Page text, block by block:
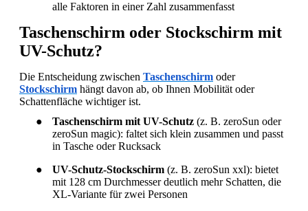
alle Faktoren in einer Zahl zusammenfasst
Taschenschirm oder Stockschirm mit
UV-Schutz?
Die Entscheidung zwischen Taschenschirm oder
Stockschirm hängt davon ab, ob Ihnen Mobilität oder
Schattenfläche wichtiger ist.
●
Taschenschirm mit UV-Schutz (z. B. zeroSun oder
zeroSun magic): faltet sich klein zusammen und passt
in Tasche oder Rucksack
●
UV-Schutz-Stockschirm (z. B. zeroSun xxl): bietet
mit 128 cm Durchmesser deutlich mehr Schatten, die
XL-Variante für zwei Personen